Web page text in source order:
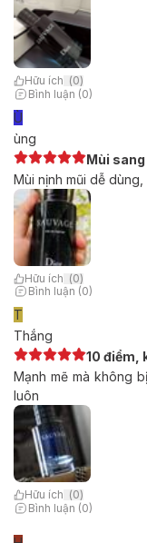
Hữu ích (0)
Bình luận (0)
Ù
ùng
Mùi sang
Mùi nịnh mũi dễ
Hữu ích (0)
Bình luận (0)
T
Thắng
10 điểm,
Mạnh mẽ mà không
luôn
Hữu ích (0)
Bình luận (0)